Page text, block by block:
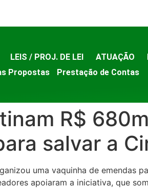
LEIS / PROJ. DE LEI ATUAÇÃO
Propostas
Prestação de Contas
R$
salvar a
uma vaquinha de emendas
apoiaram a iniciativa, que